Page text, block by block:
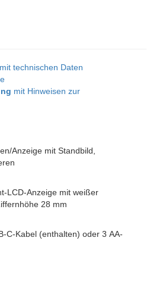
mit technischen Daten
mit Hinweisen zur
Anzeige mit Standbild,
LCD-Anzeige mit weißer
28 mm
C-Kabel (enthalten) oder 3 AA-